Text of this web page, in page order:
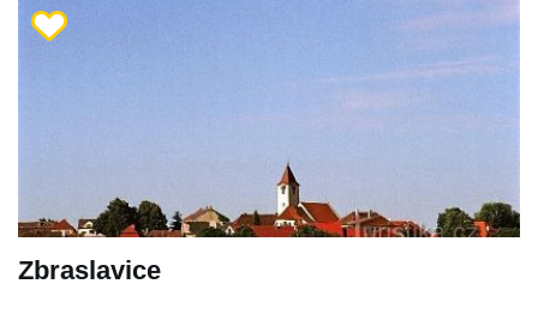
Zbraslavice